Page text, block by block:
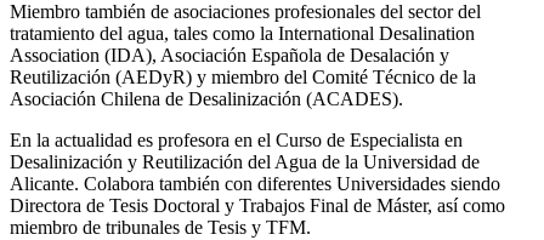
Miembro también de asociaciones profesionales del sector del
tratamiento del agua, tales como la International Desalination
Association (IDA), Asociación Española de Desalación y
Reutilización (AEDyR) y miembro del Comité Técnico de la
Asociación Chilena de Desalinización (ACADES).
En la actualidad es profesora en el Curso de Especialista en
Desalinización y Reutilización del Agua de la Universidad de
Alicante. Colabora también con diferentes Universidades siendo
Directora de Tesis Doctoral y Trabajos Final de Máster, así como
miembro de tribunales de Tesis y TFM.